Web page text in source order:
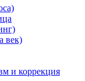
век)
и коррекция